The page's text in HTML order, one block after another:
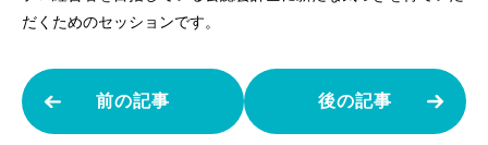
だくためのセッションです。
前の記事 後の記事